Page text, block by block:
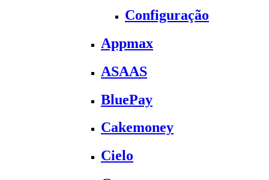
Configuração
Appmax
ASAAS
BluePay
Cakemoney
Cielo